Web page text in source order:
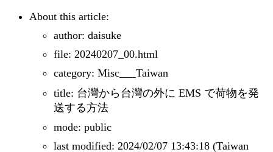
About this article:
author: daisuke
file: 20240207_00.html
category: Misc___Taiwan
title: 台灣から台灣の外に EMS で荷物を発
送する方法
mode: public
last modified: 2024/02/07 13:43:18 (Taiwan